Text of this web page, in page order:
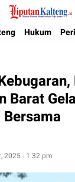
Liputan Kalteng
Terpercaya &
Hukum
Barat
2025 - 1:32 pm